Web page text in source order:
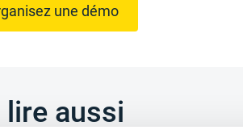
une démo
lire aussi